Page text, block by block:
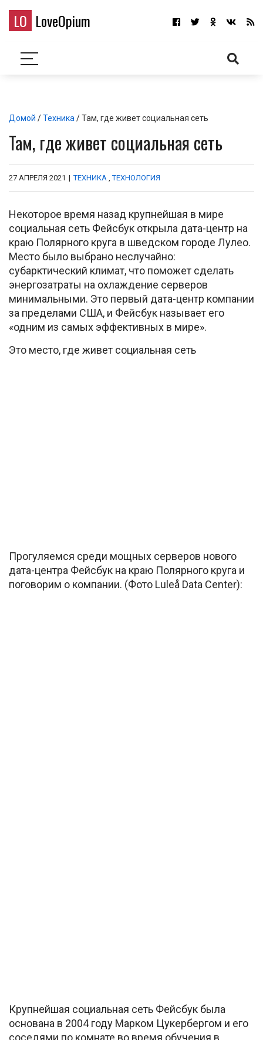
LO LoveOpium
Домой /Техника / Там, где живет социальная сеть
Там, где живет социальная сеть
27 АПРЕЛЯ 2021 | ТЕХНИКА ,ТЕХНОЛОГИЯ
Некоторое время назад крупнейшая в мире
социальная сеть Фейсбук открыла дата-центр на
краю Полярного круга в шведском городе Лулео.
Место было выбрано неслучайно:
субарктический климат, что поможет сделать
энергозатраты на охлаждение серверов
минимальными. Это первый дата-центр компании
за пределами США, и Фейсбук называет его
«одним из самых эффективных в мире».
Это место, где живет социальная сеть
Прогуляемся среди мощных серверов нового
дата-центра Фейсбук на краю Полярного круга и
поговорим о компании. (Фото Luleå Data Center):
Крупнейшая социальная сеть Фейсбук была
основана в 2004 году Марком Цукербергом и его
соседями по комнате во время обучения в